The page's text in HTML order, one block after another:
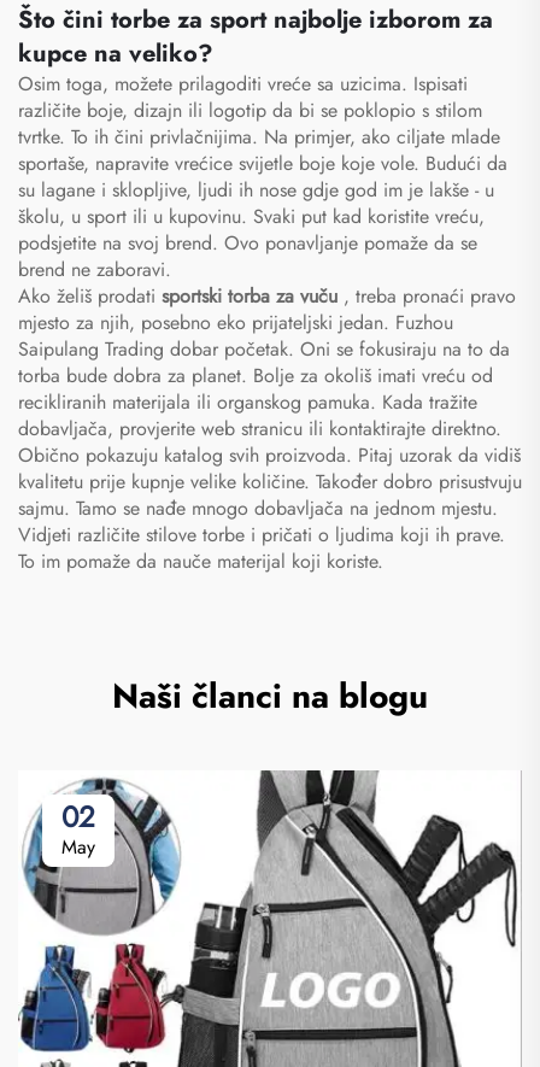
Što čini torbe za sport najbolje izborom za
kupce na veliko?
Osim toga, možete prilagoditi vreće sa uzicima. Ispisati
različite boje, dizajn ili logotip da bi se poklopio s stilom
tvrtke. To ih čini privlačnijima. Na primjer, ako ciljate mlade
sportaše, napravite vrećice svijetle boje koje vole. Budući da
su lagane i sklopljive, ljudi ih nose gdje god im je lakše - u
školu, u sport ili u kupovinu. Svaki put kad koristite vreću,
podsjetite na svoj brend. Ovo ponavljanje pomaže da se
brend ne zaboravi.
Ako želiš prodati sportski torba za vuču , treba pronaći pravo
mjesto za njih, posebno eko prijateljski jedan. Fuzhou
Saipulang Trading dobar početak. Oni se fokusiraju na to da
torba bude dobra za planet. Bolje za okoliš imati vreću od
recikliranih materijala ili organskog pamuka. Kada tražite
dobavljača, provjerite web stranicu ili kontaktirajte direktno.
Obično pokazuju katalog svih proizvoda. Pitaj uzorak da vidiš
kvalitetu prije kupnje velike količine. Također dobro prisustvuju
sajmu. Tamo se nađe mnogo dobavljača na jednom mjestu.
Vidjeti različite stilove torbe i pričati o ljudima koji ih prave.
To im pomaže da nauče materijal koji koriste.
Naši članci na blogu
02
May